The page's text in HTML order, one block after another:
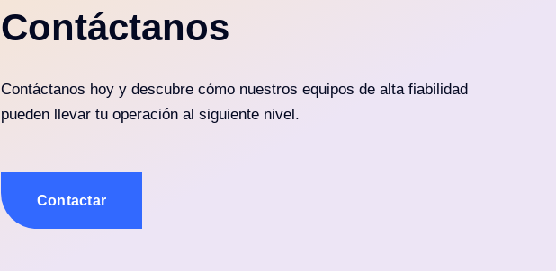
Contáctanos
Contáctanos hoy y descubre cómo nuestros equipos de alta fiabilidad
pueden llevar tu operación al siguiente nivel.
Contactar